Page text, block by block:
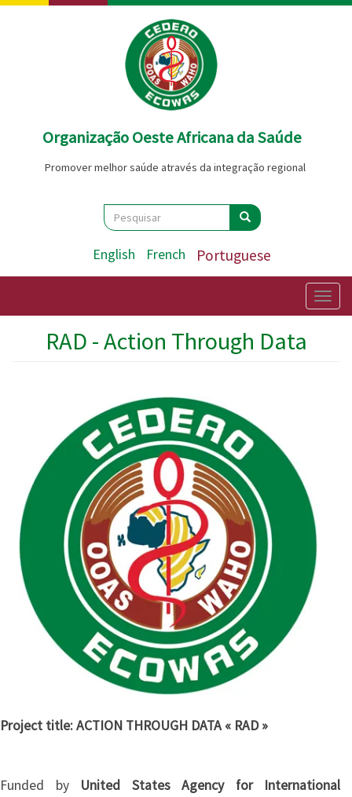
Passar
Organização Oeste Africana da Saúde
Promover melhor saúde através da integração regional
Search
Pesquisar Pesquisar
English French Portuguese
RAD - Action Through Data
Project title: ACTION THROUGH DATA « RAD »
Funded by United States Agency for International